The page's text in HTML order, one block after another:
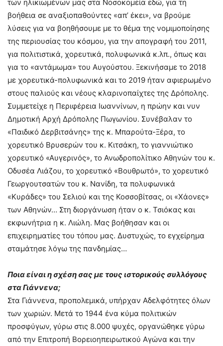
των ηλικιωμένων μας στα Νοσοκομεία εδώ, για τη
βοήθεια σε αναξιοπαθούντες «απ’ έκει», να βρούμε
λύσεις για να βοηθήσουμε με το θέμα της νομιμοποίησης
της περιουσίας του κόσμου, για την απογραφή του 2011,
για πολιτιστικά, χορευτικά, πολυφωνικά κ.λπ., όπως και
για το «αντάμωμα» του Αυγούστου. Ξεκινήσαμε το 2018
με χορευτικά-πολυφωνικά και το 2019 ήταν αφιερωμένο
στους παλιούς και νέους κλαρινοπαίχτες της Δρόπολης.
Συμμετείχε η Περιφέρεια Ιωαννίνων, η πρώην και νυν
Δημοτική Αρχή Δρόπολης Πωγωνίου. Συνέβαλαν το
«Παιδικό Δερβιτσάνης» της κ. Μπαρούτα-Ξέρα, το
χορευτικό Βρυσερών του κ. Κιτσάκη, το γιαννιώτικο
χορευτικό «Αυγερινός», το Ανωδροπολίτικο Αθηνών του κ.
Οδυσέα Λιάζου, το χορευτικό «Βουθρωτό», το χορευτικό
Γεωργουτσατών του κ. Νανίδη, τα πολυφωνικά
«Κυράδες» του Σελιού και της Κοσσοβίτσας, οι «Χάονες»
των Αθηνών… Στη διοργάνωση ήταν ο κ. Τσιόκας και
εκφωνήτρια η κ. Λιώλη. Μας βοήθησαν και οι
επιχειρηματίες του τόπου μας. Δυστυχώς, το εγχείρημα
σταμάτησε λόγω της πανδημίας…
Ποια είναι η σχέση σας με τους ιστορικούς συλλόγους
στα Γιάννενα;
Στα Γιάννενα, προπολεμικά, υπήρχαν Αδελφότητες όλων
των χωριών. Μετά το 1944 ένα κύμα πολιτικών
προσφύγων, γύρω στις 8.000 ψυχές, οργανώθηκε γύρω
από την Επιτροπή Βορειοηπειρωτικού Αγώνα και την